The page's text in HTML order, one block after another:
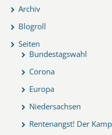
Archiv
Blogroll
Seiten
Bundestagswahl
Corona
Europa
Niedersachsen
Rentenangst! Der